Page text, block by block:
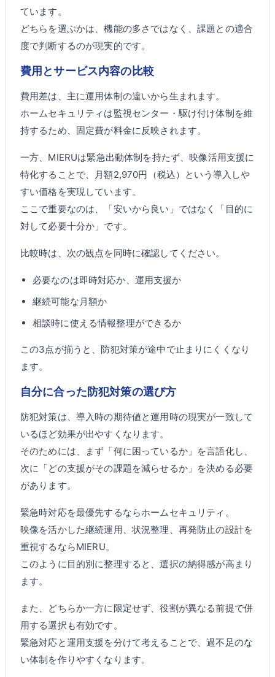
ています。
どちらを選ぶかは、機能の多さではなく、課題との適合
度で判断するのが現実的です。
費用とサービス内容の比較
費用差は、主に運用体制の違いから生まれます。
ホームセキュリティは監視センター・駆け付け体制を維
持するため、固定費が料金に反映されます。
一方、MIERUは緊急出動体制を持たず、映像活用支援に
特化することで、月額2,970円（税込）という導入しや
すい価格を実現しています。
ここで重要なのは、「安いから良い」ではなく「目的に
対して必要十分か」です。
比較時は、次の観点を同時に確認してください。
必要なのは即時対応か、運用支援か
継続可能な月額か
相談時に使える情報整理ができるか
この3点が揃うと、防犯対策が途中で止まりにくくなり
ます。
自分に合った防犯対策の選び方
防犯対策は、導入時の期待値と運用時の現実が一致して
いるほど効果が出やすくなります。
そのためには、まず「何に困っているか」を言語化し、
次に「どの支援がその課題を減らせるか」を決める必要
があります。
緊急時対応を最優先するならホームセキュリティ。
映像を活かした継続運用、状況整理、再発防止の設計を
重視するならMIERU。
このように目的別に整理すると、選択の納得感が高まり
ます。
また、どちらか一方に限定せず、役割が異なる前提で併
用する選択も有効です。
緊急対応と運用支援を分けて考えることで、過不足のな
い体制を作りやすくなります。